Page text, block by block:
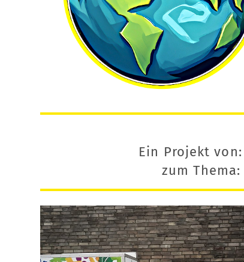
Ein Projekt von:
zum Thema: